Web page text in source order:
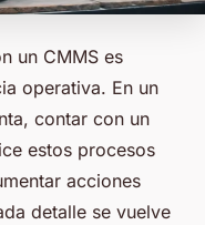
un CMMS es
operativa. En un
contar con un
estos procesos
acciones
detalle se vuelve